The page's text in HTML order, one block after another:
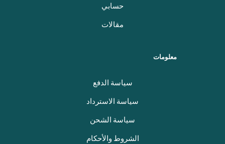
حسابي
مقالات
معلومات
سياسة الدفع
سياسة الاسترداد
سياسة الشحن
الشروط والأحكام